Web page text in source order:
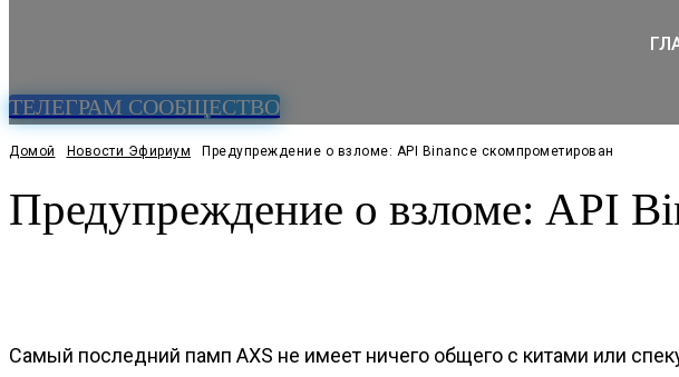
ТЕЛЕГРАМ СООБЩЕСТВО
Домой Новости Эфириум Предупреждение о взломе: API Binance скомпрометирован
Предупреждение о взломе: API
Самый последний памп AXS не имеет ничего общего с китами или